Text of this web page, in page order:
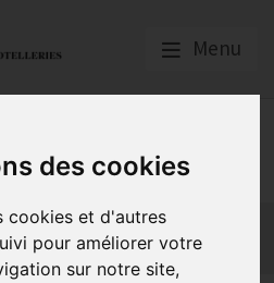
des cookies
cookies et d'autres
pour améliorer votre
sur notre site,
Menu
OUEST
?
Formations